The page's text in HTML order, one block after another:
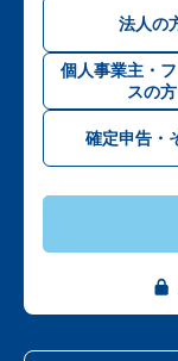
法人の
個人事業主・
スの方
確定申告・